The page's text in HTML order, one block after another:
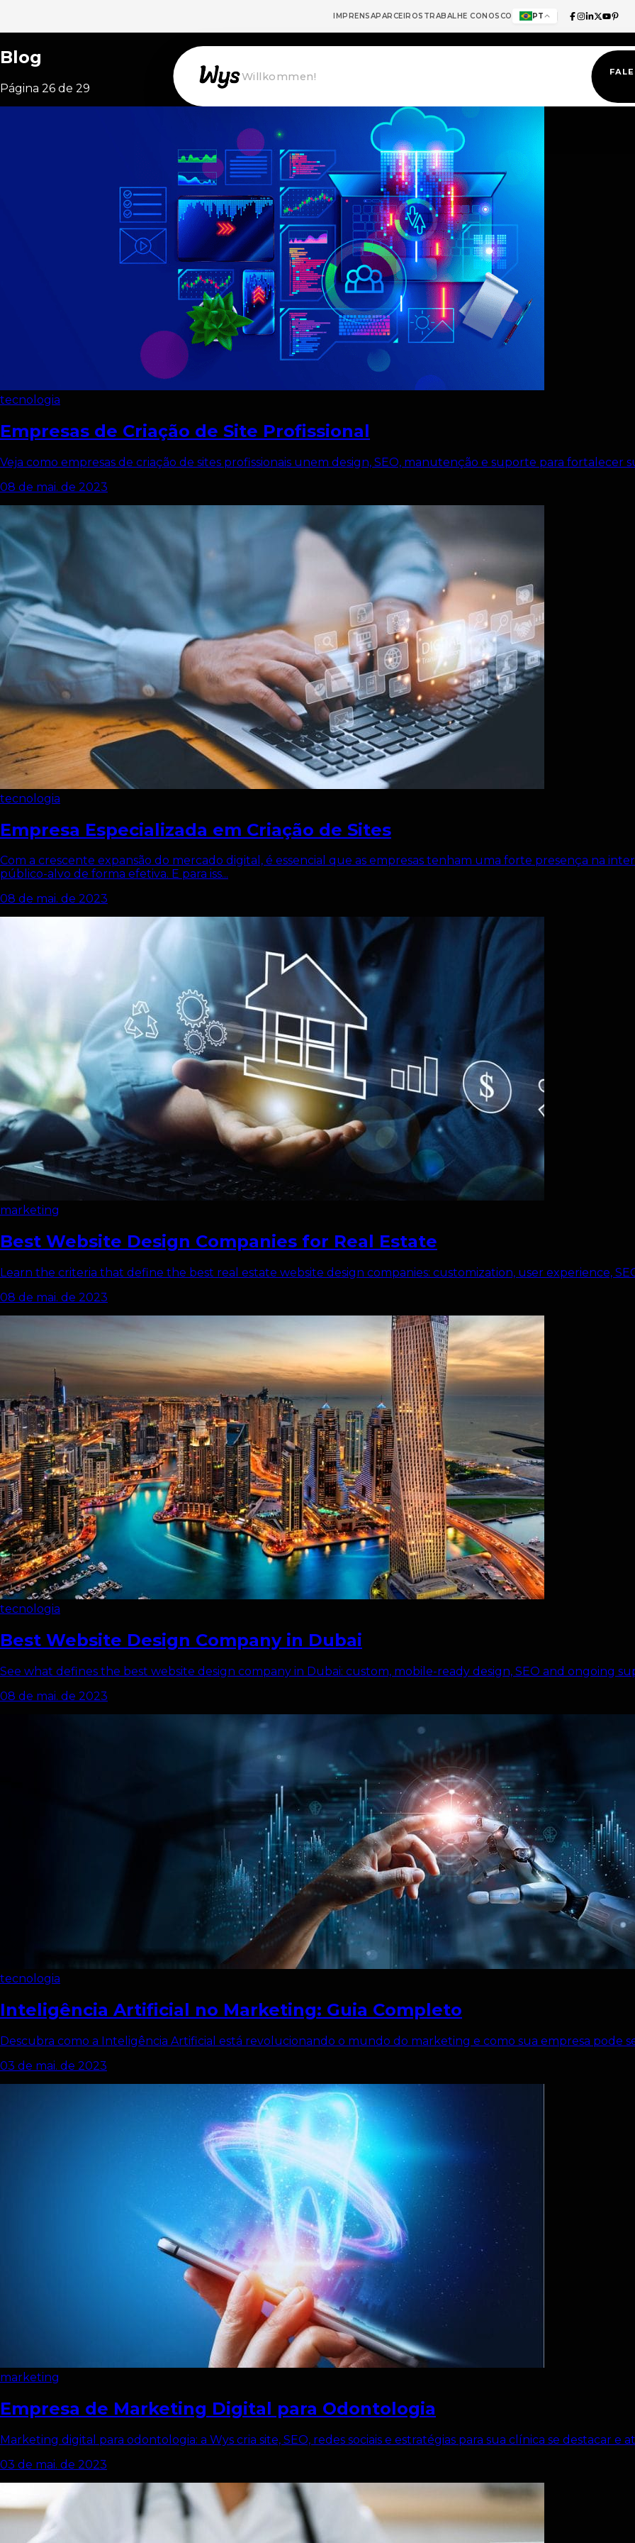
IMPRENSAPARCEIROS TRABALHE CONOSCO PT
Willkommen!
Blog
Página 26 de 29
tecnologia
Empresas de Criação de Site Profissional
Veja como empresas de criação de sites profissionais unem design, SEO, manutenção e suporte para fortalecer
08 de mai. de 2023
tecnologia
Empresa Especializada em Criação de Sites
Com a crescente expansão do mercado digital, é essencial que as empresas tenham uma forte presença na
público-alvo de forma efetiva. E para iss...
08 de mai. de 2023
marketing
Best Website Design Companies for Real Estate
Learn the criteria that define the best real estate website design companies: customization, user experience,
08 de mai. de 2023
tecnologia
Best Website Design Company in Dubai
See what defines the best website design company in Dubai: custom, mobile-ready design, SEO and ongoing
08 de mai. de 2023
tecnologia
Inteligência Artificial no Marketing: Guia Completo
Descubra como a Inteligência Artificial está revolucionando o mundo do marketing e como sua empresa pode
03 de mai. de 2023
marketing
Empresa de Marketing Digital para Odontologia
Marketing digital para odontologia: a Wys cria site, SEO, redes sociais e estratégias para sua clínica se destacar e
03 de mai. de 2023